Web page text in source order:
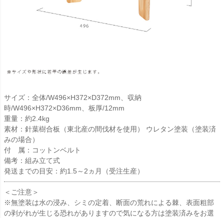
サイズ：全体/W496×H372×D372mm、収納
時/W496×H372×D36mm、板厚/12mm
重量：約2.4kg
素材：針葉樹合板（東北産の間伐材を使用） ウレタン塗装（塗装済
みの場合）
付 属：コットンベルト
備考：組み立て式
発送までの目安：約1.5～2ヵ月（受注生産）
＜ご注意＞
※無塗装は水の浸み、シミの定着、断面の荒れによる棘、表面粗部
の剥がれが生じる恐れがありますので気になる方は塗装済みをお選